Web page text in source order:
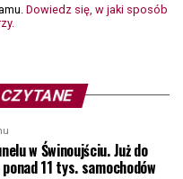
Dowiedz się, w jaki sposób
w Świnoujściu. Już do
11 tys. samochodów